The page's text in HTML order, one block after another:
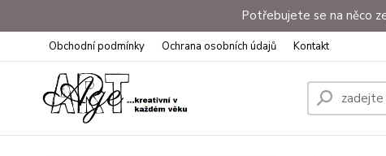
Potřebujete se na něco
Obchodní podmínky Ochrana osobních údajů Kontakt